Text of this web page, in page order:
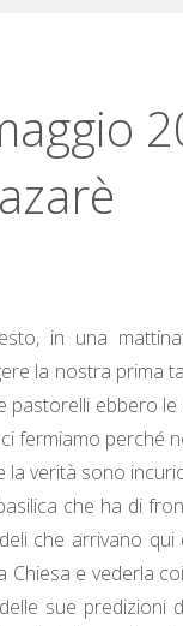
in una
la nostra prima
pastorelli ebbero
fermiamo perché
la verità sono
che ha di
che arrivano
e vederla
sue predizioni